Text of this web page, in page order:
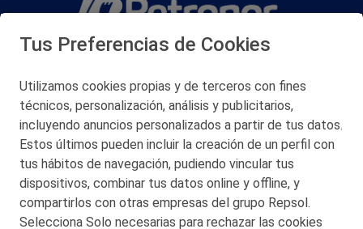
San Martín 5-Edificio Muñatones,
© 2026 Petronor S.A.
CONTACTO
MAPA WEB
Tus Preferencias de Cookies
Utilizamos cookies propias y de terceros con fines
técnicos, personalización, análisis y publicitarios,
incluyendo anuncios personalizados a partir de tus datos.
Estos últimos pueden incluir la creación de un perfil con
tus hábitos de navegación, pudiendo vincular tus
dispositivos, combinar tus datos online y offline, y
compartirlos con otras empresas del grupo Repsol.
Selecciona Solo necesarias para rechazar las cookies